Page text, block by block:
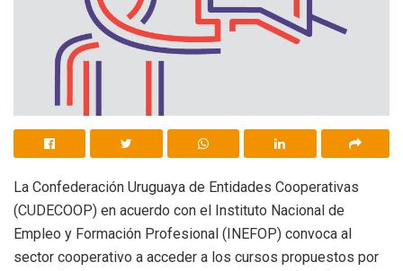
La Confederación Uruguaya de Entidades Cooperativas
(CUDECOOP) en acuerdo con el Instituto Nacional de
Empleo y Formación Profesional (INEFOP) convoca al
sector cooperativo a acceder a los cursos propuestos por